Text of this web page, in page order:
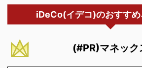
iDeCo(イデコ)のおすす
(#PR)マネック